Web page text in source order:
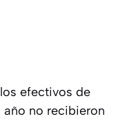
efectivos de
año no recibieron